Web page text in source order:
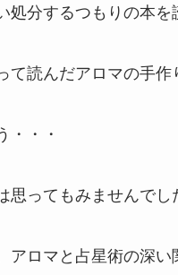
分するつもりの本を
読んだアロマの手作
・・・
ってもみませんでし
アロマと占星術の深